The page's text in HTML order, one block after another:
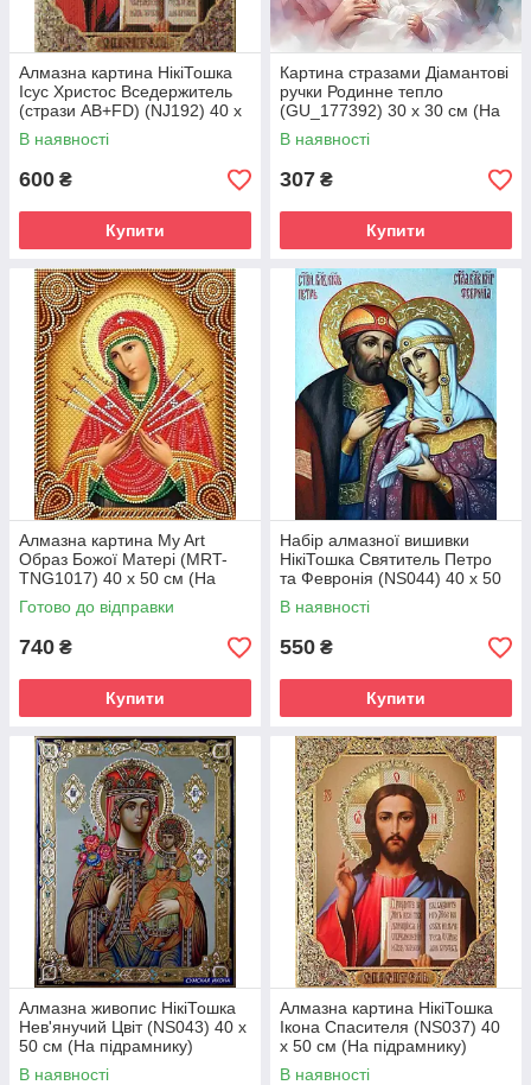
Алмазна картина НікіТошка
Ісус Христос Вседержитель
(стрази AB+FD) (NJ192) 40 х
50 см (На підрамнику)
В наявності
600 ₴
Купити
Картина стразами Діамантові
ручки Родинне тепло
(GU_177392) 30 х 30 см (На
підрамнику)
В наявності
307 ₴
Купити
Алмазна картина My Art
Образ Божої Матері (MRT-
TNG1017) 40 х 50 см (На
підрамнику)
Готово до відправки
740 ₴
Купити
Набір алмазної вишивки
НікіТошка Святитель Петро
та Февронія (NS044) 40 х 50
см (На підрамнику)
В наявності
550 ₴
Купити
Алмазна живопис НікіТошка
Нев'янучий Цвіт (NS043) 40 х
50 см (На підрамнику)
В наявності
Алмазна картина НікіТошка
Ікона Спасителя (NS037) 40
х 50 см (На підрамнику)
В наявності